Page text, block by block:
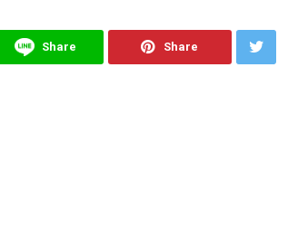
Share Share